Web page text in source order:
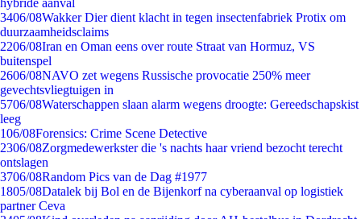
hybride aanval
3406/08Wakker Dier dient klacht in tegen insectenfabriek Protix om
duurzaamheidsclaims
2206/08Iran en Oman eens over route Straat van Hormuz, VS
buitenspel
2606/08NAVO zet wegens Russische provocatie 250% meer
gevechtsvliegtuigen in
5706/08Waterschappen slaan alarm wegens droogte: Gereedschapskist
leeg
106/08Forensics: Crime Scene Detective
2306/08Zorgmedewerkster die 's nachts haar vriend bezocht terecht
ontslagen
3706/08Random Pics van de Dag #1977
1805/08Datalek bij Bol en de Bijenkorf na cyberaanval op logistiek
partner Ceva